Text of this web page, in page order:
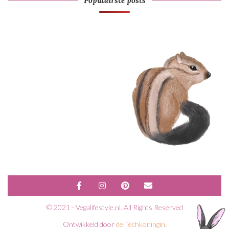
© 2021 - Vegalifestyle.nl. All Rights Reserved
Ontwikkeld door de Techkoningin.